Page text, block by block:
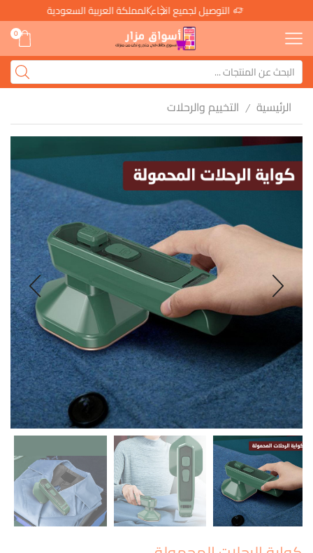
التوصيل لجميع انحاء المملكة العربية السعودية
0
الرئيسية / التخييم والرحلات